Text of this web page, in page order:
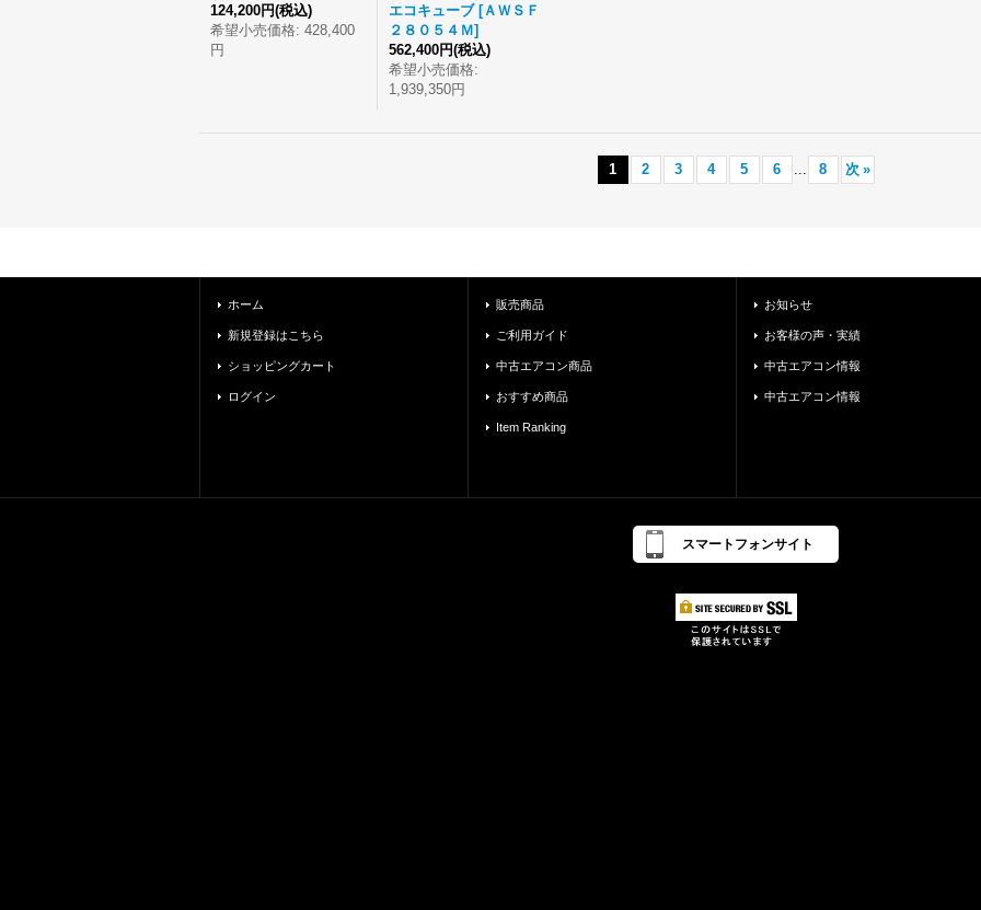
124,200円(税込)
希望小売価格: 428,400
円
エコキューブ [ＡＷＳＦ
２８０５４Ｍ]
562,400円(税込)
希望小売価格:
1,939,350円
1 2 3 4 5 6 ... 8 次 »
ホーム
新規登録はこちら
ショッピングカート
ログイン
販売商品
ご利用ガイド
中古エアコン商品
おすすめ商品
Item Ranking
お知らせ
お客様の声・実績
中古エアコン情報
中古エアコン情報
スマートフォンサイト